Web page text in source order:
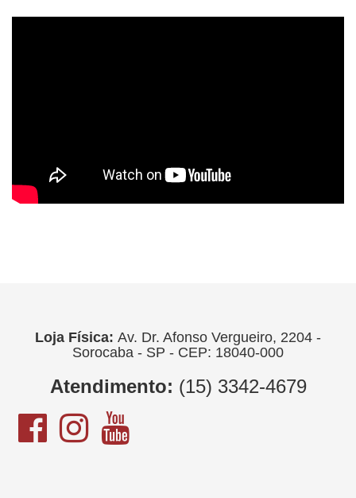
Loja Física: Av. Dr. Afonso Vergueiro, 2204 -
Sorocaba - SP - CEP: 18040-000
Atendimento: (15) 3342-4679